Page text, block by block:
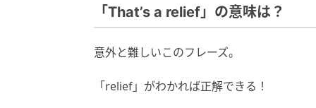
「That’s a relief」の意味は？
意外と難しいこのフレーズ。
「relief」がわかれば正解できる！